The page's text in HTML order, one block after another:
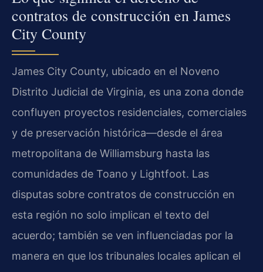
contratos de construcción en James
City County
James City County, ubicado en el Noveno
Distrito Judicial de Virginia, es una zona donde
confluyen proyectos residenciales, comerciales
y de preservación histórica—desde el área
metropolitana de Williamsburg hasta las
comunidades de Toano y Lightfoot. Las
disputas sobre contratos de construcción en
esta región no solo implican el texto del
acuerdo; también se ven influenciadas por la
manera en que los tribunales locales aplican el